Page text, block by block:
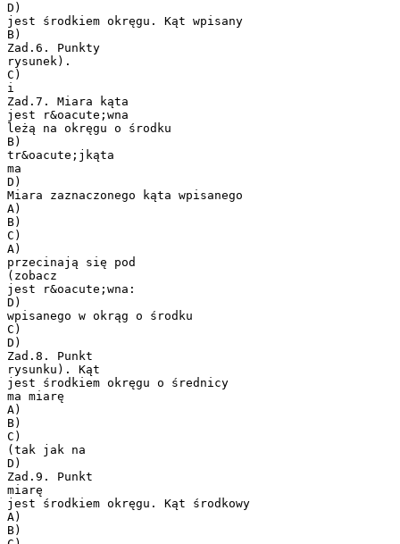
D)
jest środkiem okręgu. Kąt wpisany
B)
Zad.6. Punkty
rysunek).
C)
i
Zad.7. Miara kąta
jest r&oacute;wna
leżą na okręgu o środku
B)
tr&oacute;jkąta
ma
D)
Miara zaznaczonego kąta wpisanego
A)
B)
C)
A)
przecinają się pod
(zobacz
jest r&oacute;wna:
D)
wpisanego w okrąg o środku
C)
D)
Zad.8. Punkt
rysunku). Kąt
jest środkiem okręgu o średnicy
ma miarę
A)
B)
C)
(tak jak na
D)
Zad.9. Punkt
miarę
jest środkiem okręgu. Kąt środkowy
A)
B)